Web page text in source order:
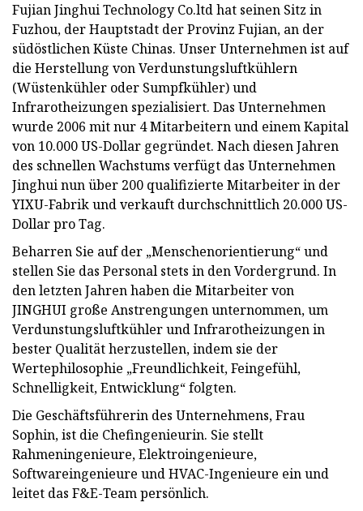
Fujian Jinghui Technology Co.ltd hat seinen Sitz in
Fuzhou, der Hauptstadt der Provinz Fujian, an der
südöstlichen Küste Chinas. Unser Unternehmen ist auf
die Herstellung von Verdunstungsluftkühlern
(Wüstenkühler oder Sumpfkühler) und
Infrarotheizungen spezialisiert. Das Unternehmen
wurde 2006 mit nur 4 Mitarbeitern und einem Kapital
von 10.000 US-Dollar gegründet. Nach diesen Jahren
des schnellen Wachstums verfügt das Unternehmen
Jinghui nun über 200 qualifizierte Mitarbeiter in der
YIXU-Fabrik und verkauft durchschnittlich 20.000 US-
Dollar pro Tag.
Beharren Sie auf der „Menschenorientierung“ und
stellen Sie das Personal stets in den Vordergrund. In
den letzten Jahren haben die Mitarbeiter von
JINGHUI große Anstrengungen unternommen, um
Verdunstungsluftkühler und Infrarotheizungen in
bester Qualität herzustellen, indem sie der
Wertephilosophie „Freundlichkeit, Feingefühl,
Schnelligkeit, Entwicklung“ folgten.
Die Geschäftsführerin des Unternehmens, Frau
Sophin, ist die Chefingenieurin. Sie stellt
Rahmeningenieure, Elektroingenieure,
Softwareingenieure und HVAC-Ingenieure ein und
leitet das F&E-Team persönlich.